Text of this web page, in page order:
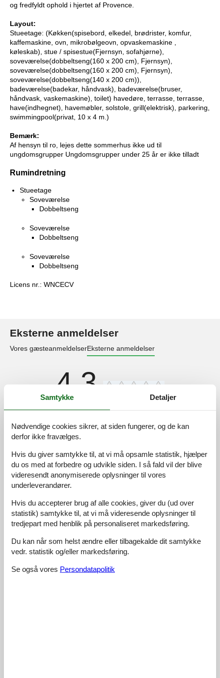
og fredfyldt ophold i hjertet af Provence.
Layout:
Stueetage: (Køkken(spisebord, elkedel, brødrister, komfur,
kaffemaskine, ovn, mikrobølgeovn, opvaskemaskine ,
køleskab), stue / spisestue(Fjernsyn, sofahjørne),
soveværelse(dobbeltseng(160 x 200 cm), Fjernsyn),
soveværelse(dobbeltseng(160 x 200 cm), Fjernsyn),
soveværelse(dobbeltseng(140 x 200 cm)),
badeværelse(badekar, håndvask), badeværelse(bruser,
håndvask, vaskemaskine), toilet) havedøre, terrasse, terrasse,
have(indhegnet), havemøbler, solstole, grill(elektrisk), parkering,
swimmingpool(privat, 10 x 4 m.)
Bemærk:
Af hensyn til ro, lejes dette sommerhus ikke ud til
ungdomsgrupper Ungdomsgrupper under 25 år er ikke tilladt
Rumindretning
Stueetage
Soveværelse
Dobbeltseng
Soveværelse
Dobbeltseng
Soveværelse
Dobbeltseng
Licens nr.: WNCECV
Eksterne anmeldelser
Vores gæsteanmeldelserEksterne anmeldelser
4,3
19 eksterne anmeldelser
4,5
Viel Platz für alle, wir haben es geliebt, gemeinsam in dieser
Küche zu kochen!
4,5
For the price, having a big garden and swimming pool is really
worth it! Perfect for families.
4,5 maj 2026
Generel:
De tuin was ruim en ideaal voor onze kinderen om veilig rond
te rennen.
Samtykke Detaljer
Nødvendige cookies sikrer, at siden fungerer, og de kan
derfor ikke fravælges.
Hvis du giver samtykke til, at vi må opsamle statistik, hjælper
du os med at forbedre og udvikle siden. I så fald vil der blive
videresendt anonymiserede oplysninger til vores
underleverandører.
Hvis du accepterer brug af alle cookies, giver du (ud over
statistik) samtykke til, at vi må videresende oplysninger til
tredjepart med henblik på personaliseret markedsføring.
Du kan når som helst ændre eller tilbagekalde dit samtykke
vedr. statistik og/eller markedsføring.
Se også vores Persondatapolitik